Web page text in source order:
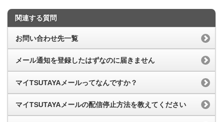
関連する質問
お問い合わせ先一覧
メール通知を登録したはずなのに届きません
マイTSUTAYAメールってなんですか？
マイTSUTAYAメールの配信停止方法を教えてください